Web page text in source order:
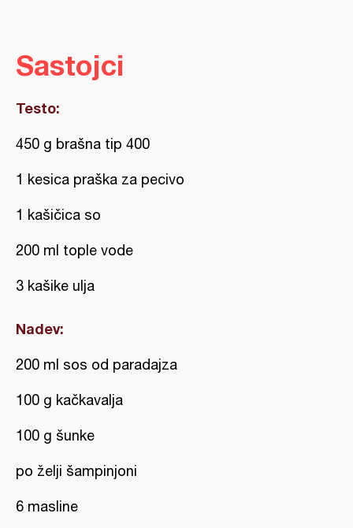
Sastojci
Testo:
450 g brašna tip 400
1 kesica praška za pecivo
1 kašičica so
200 ml tople vode
3 kašike ulja
Nadev:
200 ml sos od paradajza
100 g kačkavalja
100 g šunke
po želji šampinjoni
6 masline